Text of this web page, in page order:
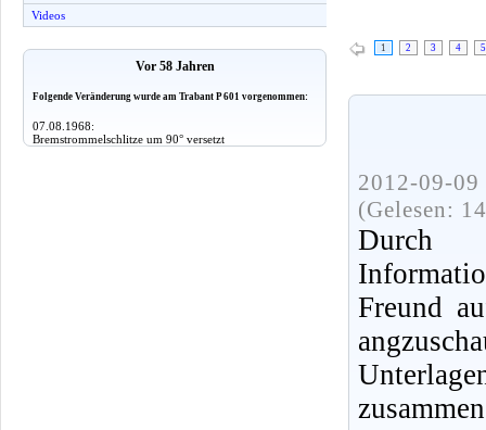
Videos
Vor 58 Jahren
Folgende Veränderung wurde am Trabant P 601 vorgenommen:
07.08.1968:
Bremstrommelschlitze um 90° versetzt
1 2 3 4 5
2012-09-
(Gelesen:
Durch
Freund